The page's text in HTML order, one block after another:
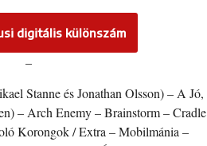
digitális különszám
–
Stanne és Jonathan Olsson) – A Jó,
– Arch Enemy – Brainstorm – Cradle
Korongok / Extra – Mobilmánia –